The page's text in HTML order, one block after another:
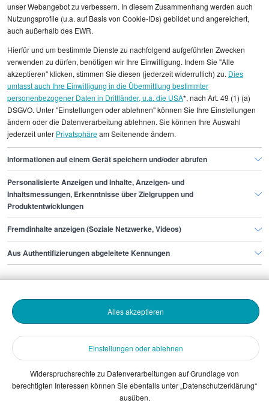
statistischen Erhebungen durch StepStone. Es sind
Durchschnittswerte und die Angaben können nicht
einzelnen Stellenangeboten zugeordnet werden.
Gehaltsinformationen
Marketing
Praktikum Online-Marketing
Finde den Job,
der zu dir passt.
Bewerbende
The Stepstone Group GmbH © 2026
unser Webangebot zu verbessern. In diesem Zusammenhang werden auch
Nutzungsprofile (u.a. auf Basis von Cookie-IDs) gebildet und angereichert,
auch außerhalb des EWR.
Hierfür und um bestimmte Dienste zu nachfolgend aufgeführten Zwecken
verwenden zu dürfen, benötigen wir Ihre Einwilligung. Indem Sie "Alle
akzeptieren" klicken, stimmen Sie diesen (jederzeit widerruflich) zu. Dies
umfasst auch Ihre Einwilligung in die Übermittlung bestimmter
personenbezogener Daten in Drittländer, u.a. die USA*, nach Art. 49 (1) (a)
DSGVO. Unter "Einstellungen oder ablehnen" können Sie Ihre Einstellungen
ändern oder die Datenverarbeitung ablehnen. Sie können Ihre Auswahl
jederzeit unter Privatsphäream Seitenende ändern.
Informationen auf einem Gerät speichern und/oder abrufen
Personalisierte Anzeigen und Inhalte, Anzeigen- und
Inhaltsmessungen, Erkenntnisse über Zielgruppen und
Produktentwicklungen
Fremdinhalte anzeigen (Soziale Netzwerke, Videos)
Aus Authentifizierungen abgeleitete Kennungen
Einstellungen oder ablehnen
Alles akzeptieren
Widerspruchsrechte zu Datenverarbeitungen auf Grundlage von
berechtigten Interessen können Sie ebenfalls unter „Datenschutzerklärung“
ausüben.